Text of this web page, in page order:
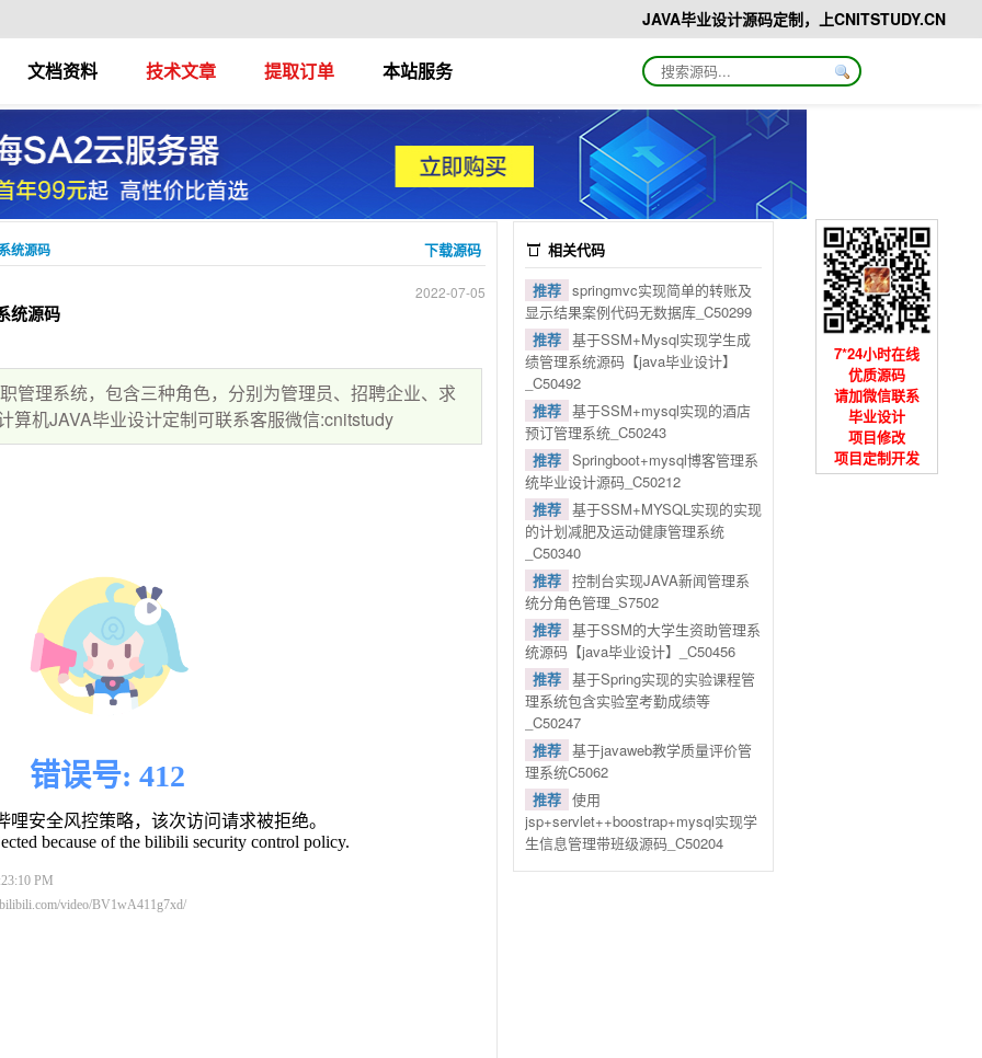
JAVA毕业设计源码定制，上CNITSTUDY.CN
文档资料 技术文章 提取订单 本站服务
统源码 下载源码
2022-07-05
统源码
管理系统，包含三种角色，分别为管理员、招聘企业、求
算机JAVA毕业设计定制可联系客服微信:cnitstudy
相关代码
推荐 springmvc实现简单的转账及
显示结果案例代码无数据库_C50299
推荐 基于SSM+Mysql实现学生成
绩管理系统源码【java毕业设计】
_C50492
推荐 基于SSM+mysql实现的酒店
预订管理系统_C50243
推荐 Springboot+mysql博客管理系
统毕业设计源码_C50212
推荐 基于SSM+MYSQL实现的实现
的计划减肥及运动健康管理系统
_C50340
推荐 控制台实现JAVA新闻管理系
统分角色管理_S7502
推荐 基于SSM的大学生资助管理系
统源码【java毕业设计】_C50456
推荐 基于Spring实现的实验课程管
理系统包含实验室考勤成绩等
_C50247
推荐 基于javaweb教学质量评价管
理系统C5062
推荐 使用
jsp+servlet++boostrap+mysql实现学
生信息管理带班级源码_C50204
7*24小时在线
优质源码
请加微信联系
毕业设计
项目修改
项目定制开发